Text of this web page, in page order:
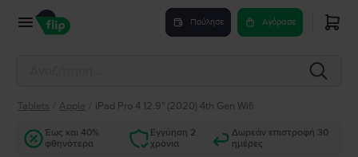
Πούλησε Αγόρασε
Tablets Apple iPad Pro 4 12.9" (2020) 4th Gen Wifi
Έως και 40%
φθηνότερα
Εγγύηση 2
χρόνια
Δωρεάν επιστροφή 30
ημέρες